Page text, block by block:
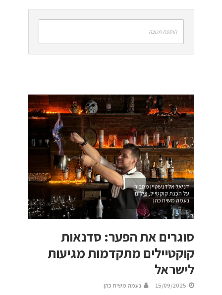
הוספת תגובה
דניאל אלדנשטיין מסביר
על הכנת קוקטייל, צילום:
נעמה משיח כהן
סוגרים את הפער: סדנאות
קוקטיילים מתקדמות מגיעות
לישראל
15/09/2025 נעמה משיח כהן